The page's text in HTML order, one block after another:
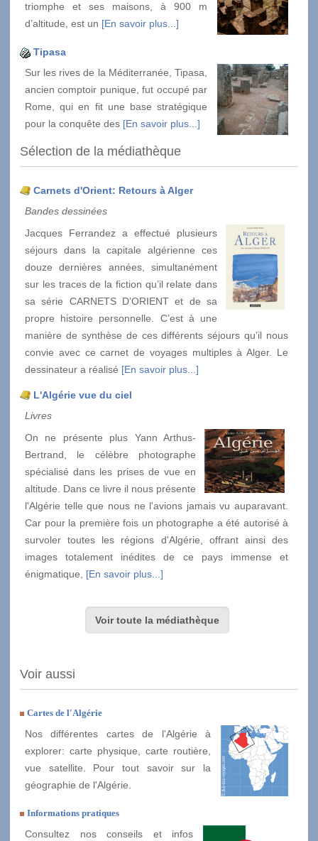
triomphe et ses maisons, à 900 m
d’altitude, est un [En savoir plus...]
Tipasa
Sur les rives de la Méditerranée, Tipasa,
ancien comptoir punique, fut occupé par
Rome, qui en fit une base stratégique
pour la conquête des [En savoir plus...]
Sélection de la médiathèque
Carnets d'Orient: Retours à Alger
Bandes dessinées
Jacques Ferrandez a effectué plusieurs
séjours dans la capitale algérienne ces
douze dernières années, simultanément
sur les traces de la fiction qu’il relate dans
sa série CARNETS D’ORIENT et de sa
propre histoire personnelle. C’est à une
manière de synthèse de ces différents séjours qu’il nous
convie avec ce carnet de voyages multiples à Alger. Le
dessinateur a réalisé [En savoir plus...]
L'Algérie vue du ciel
Livres
On ne présente plus Yann Arthus-
Bertrand, le célèbre photographe
spécialisé dans les prises de vue en
altitude. Dans ce livre il nous présente
l'Algérie telle que nous ne l'avions jamais vu auparavant.
Car pour la première fois un photographe a été autorisé à
survoler toutes les régions d'Algérie, offrant ainsi des
images totalement inédites de ce pays immense et
énigmatique, [En savoir plus...]
Voir toute la médiathèque
Voir aussi
Cartes de l'Algérie
Nos différentes cartes de l'Algérie à
explorer: carte physique, carte routière,
vue satellite. Pour tout savoir sur la
géographie de l'Algérie.
Informations pratiques
Consultez nos conseils et infos